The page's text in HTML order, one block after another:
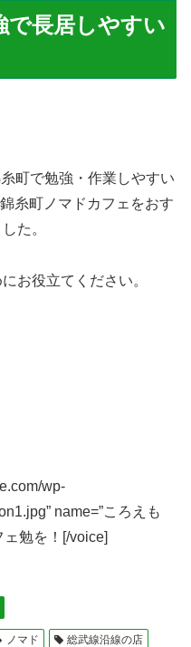
で長居しやすい
町で勉強・作業しやすい
糸町ノマドカフェをおす
た。
お役立てください。
wp-
name=”ころえも
ェ勉を！[/voice]
ノマド
総武線沿線の店